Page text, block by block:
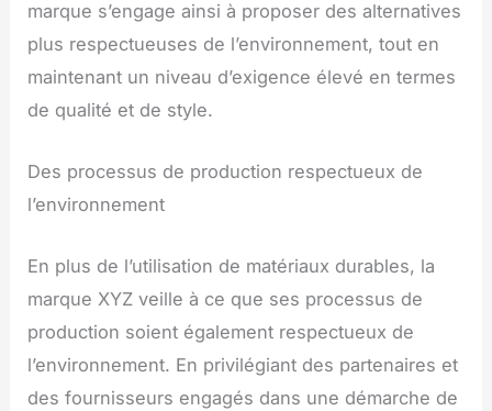
marque s’engage ainsi à proposer des alternatives
plus respectueuses de l’environnement, tout en
maintenant un niveau d’exigence élevé en termes
de qualité et de style.
Des processus de production respectueux de
l’environnement
En plus de l’utilisation de matériaux durables, la
marque XYZ veille à ce que ses processus de
production soient également respectueux de
l’environnement. En privilégiant des partenaires et
des fournisseurs engagés dans une démarche de